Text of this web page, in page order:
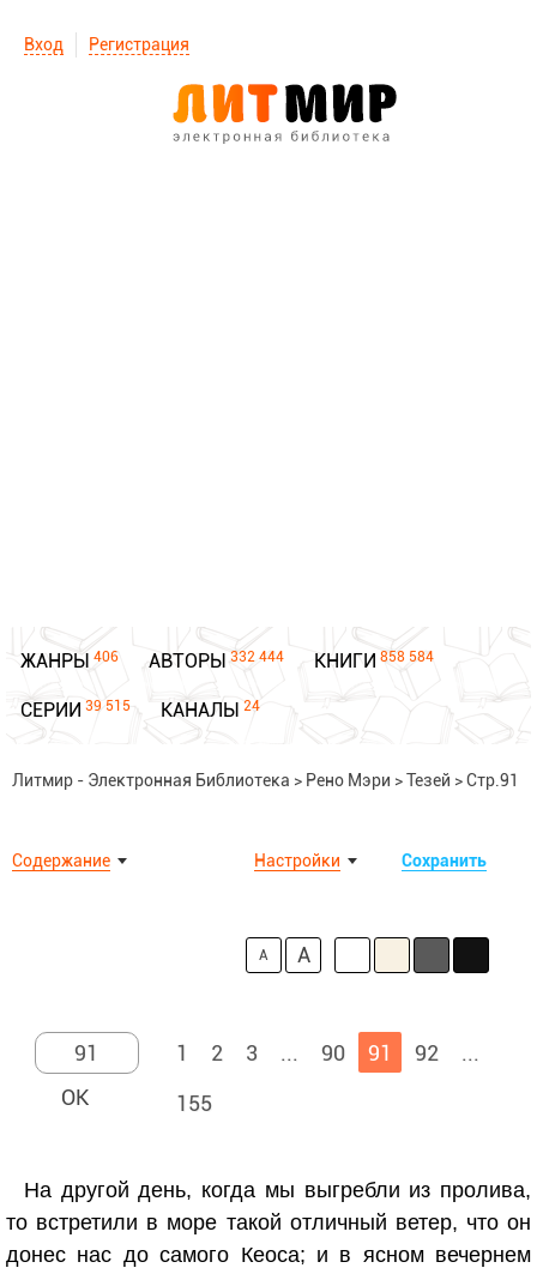
Вход Регистрация
ЖАНРЫ 406 АВТОРЫ 332 444 КНИГИ 858 584
СЕРИИ 39 515 КАНАЛЫ 24
Литмир - Электронная Библиотека > Рено Мэри >Тезей >Стр.91
Содержание Сохранить
Настройки
A A
1 2 3 ... 90 91 92
...
155
На другой день, когда мы выгребли из пролива,
то встретили в море такой отличный ветер, что он
донес нас до самого Кеоса; и в ясном вечернем